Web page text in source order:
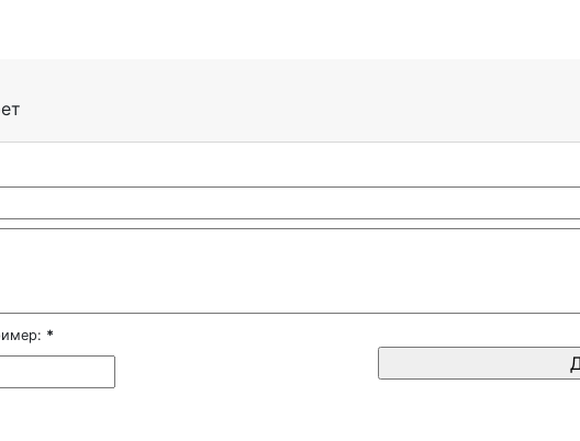
*